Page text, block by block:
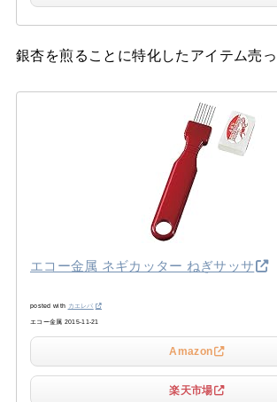
銀杏を煎ることに特化したアイテム売っ
エコー金属 ネギカッター ねぎサッサ
posted with カエレバ
エコー金属 2015-11-21
Amazon
楽天市場